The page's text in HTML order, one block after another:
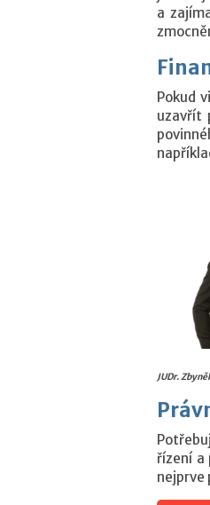
a
Pokud
uzavřít
JUDr.
řízení a
nejprve